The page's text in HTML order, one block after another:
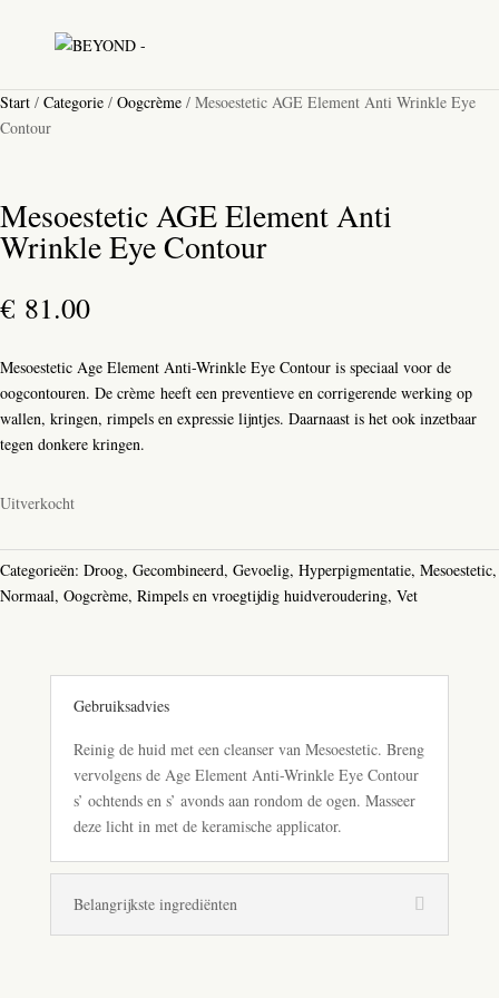
Start / Categorie / Oogcrème / Mesoestetic AGE Element Anti Wrinkle Eye
Contour
Mesoestetic AGE Element Anti
Wrinkle Eye Contour
€ 81.00
Mesoestetic Age Element Anti-Wrinkle Eye Contour is speciaal voor de
oogcontouren. De crème heeft een preventieve en corrigerende werking op
wallen, kringen, rimpels en expressie lijntjes. Daarnaast is het ook inzetbaar
tegen donkere kringen.
Uitverkocht
Categorieën: Droog, Gecombineerd, Gevoelig, Hyperpigmentatie, Mesoestetic,
Normaal, Oogcrème, Rimpels en vroegtijdig huidveroudering, Vet
Gebruiksadvies
Reinig de huid met een cleanser van Mesoestetic. Breng
vervolgens de Age Element Anti-Wrinkle Eye Contour
s’ ochtends en s’ avonds aan rondom de ogen. Masseer
deze licht in met de keramische applicator.
Belangrijkste ingrediënten